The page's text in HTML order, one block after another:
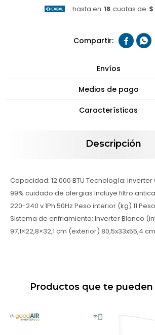
hasta en 18 cuotas de
 
Envíos
Medios de pago
Características
Descripción
Capacidad: 12.000 BTU Tecnología:
99% cuidado de alergias Incluye filtro
220-240 v 1Ph 50Hz Peso interior (kg) 11
Sistema de enfriamiento: Inverter Blanco
97,1×22,8×32,1 cm (exterior) 80,5x33x55,4
Productos que te pueden